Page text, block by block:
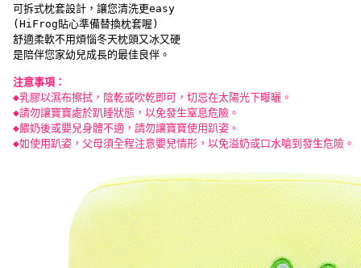
可拆式枕套設計，讓您清洗更easy
(HiFrog貼心準備替換枕套喔)
舒適柔軟不用煩惱冬天枕頭又冰又硬
是陪伴您家幼兒成長的最佳良伴。
注意事項：
◆乳膠以濕布擦拭，陰乾或吹乾即可，切忌在太陽光下曝曬。
◆請勿讓寶寶處於趴睡狀態，以免發生窒息危險。
◆餵奶後或嬰兒身體不適，請勿讓寶寶使用趴姿。
◆如使用趴姿，父母須全程注意嬰兒情形，以免溢奶或口水嗆到發生危險。